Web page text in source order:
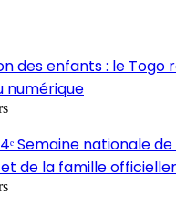
des enfants : le Togo
numérique
Semaine nationale
de la famille